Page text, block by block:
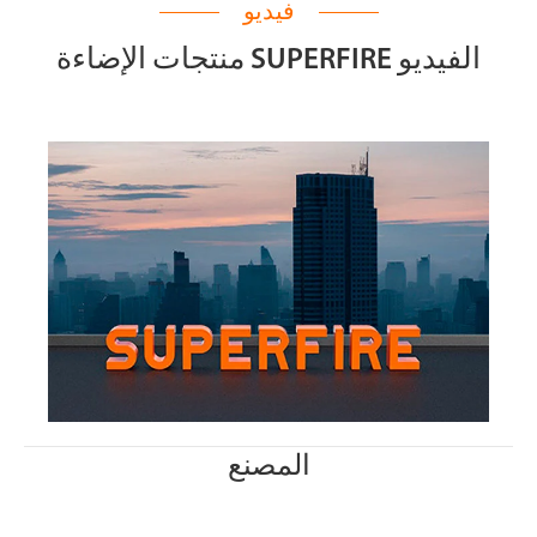
فيديو
منتجات الإضاءة SUPERFIRE الفيديو
المصنع